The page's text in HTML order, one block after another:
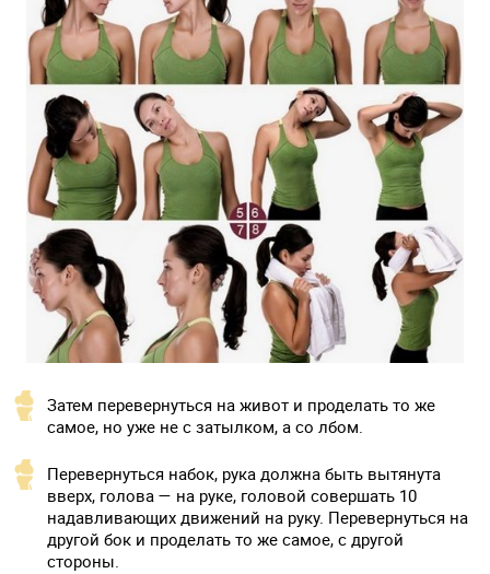
Затем перевернуться на живот и проделать то же
самое, но уже не с затылком, а со лбом.
Перевернуться набок, рука должна быть вытянута
вверх, голова — на руке, головой совершать 10
надавливающих движений на руку. Перевернуться на
другой бок и проделать то же самое, с другой
стороны.